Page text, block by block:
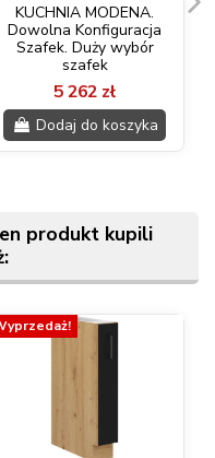
KUCHNIA MODENA.
Dowolna Konfiguracja
Szafek. Duży wybór
szafek
5 262 zł
Dodaj do koszyka
produkt kupili